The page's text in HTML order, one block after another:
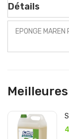
Détails
EPONGE